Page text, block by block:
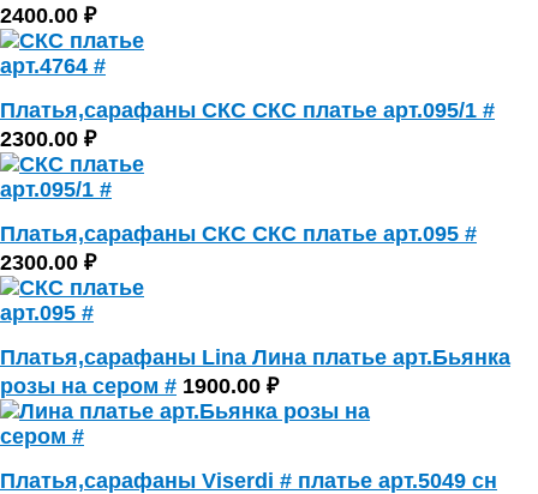
2400.00 ₽
Платья,сарафаны СКС СКС платье арт.095/1 #
2300.00 ₽
Платья,сарафаны СКС СКС платье арт.095 #
2300.00 ₽
Платья,сарафаны Lina Лина платье арт.Бьянка
розы на сером # 1900.00 ₽
Платья,сарафаны Viserdi # платье арт.5049 сн